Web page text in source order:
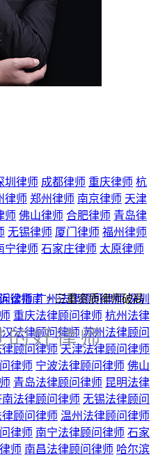
宁律师
律师 广州法律顾问律师
重庆法律顾问律师
律顾问律师 温州法律顾问律师
律师 南宁法律顾问律师 石家
师 南昌法律顾问律师 哈尔滨
律师 惠城区律师 龙华新区律
县律师 德江县律师 普安县律
县律师 长安区律师 襄城县律
律师 点军区律师 英山县律师
师 扬中市律师 吴中区律师
师 靖江市律师 新沂市律师
东乡县律师 浑蓝区律师 阜新
乳山市律师 环翠区律师 胶州市
店区律师 兖州区律师 万荣县
庆县律师 矿区律师 小店区律
讼指南
Reserved.